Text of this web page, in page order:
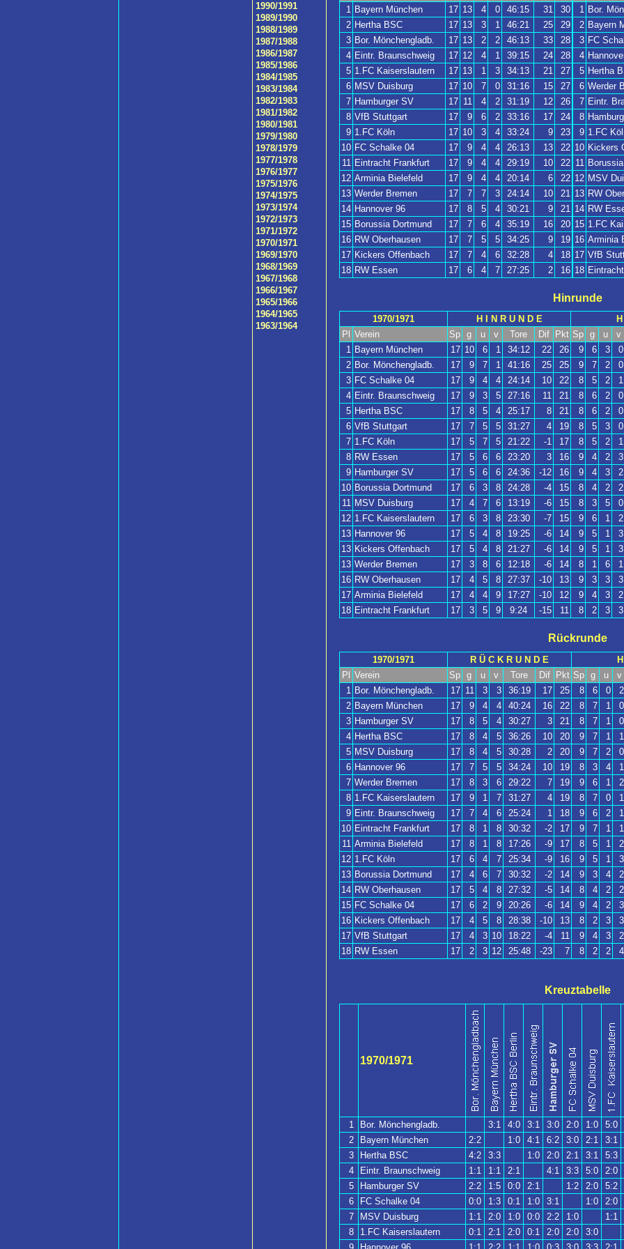
1 Bayern München 17 13 4 0 46:15 31
30
2 Hertha BSC 17 13 3 1 46:21 25
29
3 Bor. Mönchengladb. 17 13 2 2 46:13 33
28
4 Eintr. Braunschweig 17 12 4 1 39:15 24
28
5 1.FC Kaiserslautern 17 13 1 3 34:13 21
27
6 MSV Duisburg 17 10 7 0 31:16 15
27
7 Hamburger SV 17 11 4 2 31:19 12
26
8 VfB Stuttgart 17 9 6 2 33:16 17
24
9 1.FC Köln 17 10 3 4 33:24 9
23
10 FC Schalke 04 17 9 4 4 26:13 13
22
11
Eintracht Frankfurt 17 9 4 4 29:19 10
22
12 Arminia Bielefeld 17 9 4 4 20:14 6
22
13 Werder Bremen 17 7 7 3 24:14 10
21
14 Hannover 96 17 8 5 4 30:21 9
21
15 Borussia Dortmund 17 7 6 4 35:19 16
20
16 RW Oberhausen 17 7 5 5 34:25 9
19
17 Kickers Offenbach 17 7 4 6 32:28 4
18
18 RW Essen 17 6 4 7 27:25 2 16
1
Bor.
2 Bayern
3 FC
4
5 Hertha
6 Werder
7 Eintr.
8
9 1.FC
10 Kickers
11
12 MSV
13 RW
14 RW
15 1.FC
16 Arminia
17 VfB
18
Hinrunde
1970/1971 H I N R U N D E
Pl
Verein Sp g u v Tore Dif Pkt Sp g u
v
1 Bayern München 17 10 6 1 34:12 22 26 9 6 3
0
2 Bor. Mönchengladb. 17 9 7 1 41:16 25 25 9 7 2
0
3 FC Schalke 04 17 9 4 4 24:14 10 22 8 5 2
1
4 Eintr. Braunschweig 17 9 3 5 27:16 11 21 8 6 2
0
5 Hertha BSC 17 8 5 4 25:17 8 21 8 6 2
0
6 VfB Stuttgart 17 7 5 5 31:27 4 19 8 5 3
0
7 1.FC Köln 17 5 7 5 21:22 -1 17 8 5 2
1
8 RW Essen 17 5 6 6 23:20 3 16 9 4 2
3
9 Hamburger SV 17 5 6 6 24:36 -12 16 9 4 3
2
10 Borussia Dortmund 17 6 3 8 24:28 -4 15 8 4 2
2
11 MSV Duisburg 17 4 7 6 13:19 -6 15 8 3 5
0
12 1.FC Kaiserslautern 17 6 3 8 23:30 -7 15 9 6 1
2
13 Hannover 96 17 5 4 8 19:25 -6 14 9 5 1
3
13 Kickers Offenbach 17 5 4 8 21:27 -6 14 9 5 1
3
13 Werder Bremen 17 3 8 6 12:18 -6 14 8 1 6
1
16 RW Oberhausen 17 4 5 8 27:37 -10 13 9 3 3
3
17 Arminia Bielefeld 17 4 4 9 17:27 -10 12 9 4 3
2
18 Eintracht Frankfurt 17 3 5 9 9:24 -15 11 8 2 3 3
Rückrunde
1970/1971 R Ü C K R U N D E
Pl Verein Sp g u v Tore Dif Pkt Sp g u
v
1 Bor. Mönchengladb. 17 11 3 3 36:19 17 25 8 6 0
2
2 Bayern München 17 9 4 4 40:24 16 22 8 7 1
0
3 Hamburger SV 17 8 5 4 30:27 3 21 8 7 1
0
4 Hertha BSC 17 8 4 5 36:26 10 20 9 7 1
1
5 MSV Duisburg 17 8 4 5 30:28 2 20 9 7 2
0
6 Hannover 96 17 7 5 5 34:24 10 19 8 3 4
1
7 Werder Bremen 17 8 3 6 29:22 7 19 9 6 1
2
8 1.FC Kaiserslautern 17 9 1 7 31:27 4 19 8 7 0
1
9 Eintr. Braunschweig 17 7 4 6 25:24 1 18 9 6 2
1
10 Eintracht Frankfurt 17 8 1 8 30:32 -2 17 9 7 1
1
11 Arminia Bielefeld 17 8 1 8 17:26 -9 17 8 5 1
2
12 1.FC Köln 17 6 4 7 25:34 -9 16 9 5 1
3
13 Borussia Dortmund 17 4 6 7 30:32 -2 14 9 3 4
2
14 RW Oberhausen 17 5 4 8 27:32 -5 14 8 4 2
2
15 FC Schalke 04 17 6 2 9 20:26 -6 14 9 4 2
3
16 Kickers Offenbach 17 4 5 8 28:38 -10 13 8 2 3
3
17 VfB Stuttgart 17 4 3 10 18:22 -4 11 9 4 3
2
18 RW Essen 17 2 3 12 25:48 -23 7 8 2 2 4
Kreuztabelle
1970/1971
1 Bor. Mönchengladb. 3:1 4:0 3:1 3:0 2:0 1:0
5:0
2
Bayern München 2:2 1:0 4:1 6:2 3:0 2:1
3:1
3
Hertha BSC 4:2 3:3 1:0 2:0 2:1 3:1
5:3
4
Eintr. Braunschweig 1:1 1:1 2:1 4:1 3:3 5:0
2:0
5
Hamburger SV 2:2 1:5 0:0 2:1 1:2 2:0
5:2
6
FC Schalke 04 0:0 1:3 0:1 1:0 3:1 1:0
2:0
7
MSV Duisburg 1:1 2:0 1:0 0:0 2:2 1:0
1:1
8
1.FC Kaiserslautern 0:1 2:1 2:0 0:1 2:0 2:0
3:0
1990/1991
1989/1990
1988/1989
1987/1988
1986/1987
1985/1986
1984/1985
1983/1984
1982/1983
1981/1982
1980/1981
1979/1980
1978/1979
1977/1978
1976/1977
1975/1976
1974/1975
1973/1974
1972/1973
1971/1972
1970/1971
1969/1970
1968/1969
1967/1968
1966/1967
1965/1966
1964/1965
1963/1964